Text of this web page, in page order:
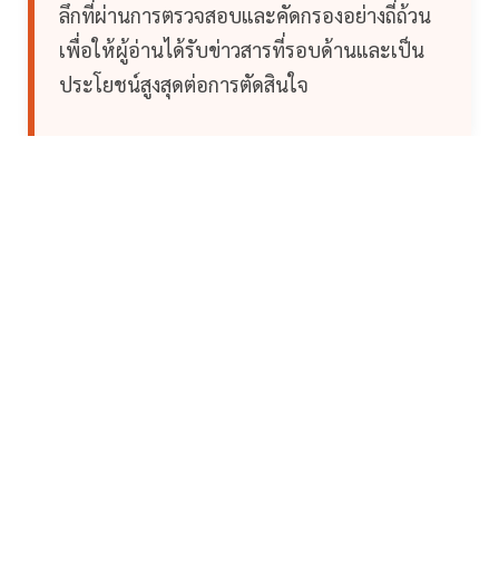
ลึกที่ผ่านการตรวจสอบและคัดกรองอย่างถี่ถ้วน
เพื่อให้ผู้อ่านได้รับข่าวสารที่รอบด้านและเป็น
ประโยชน์สูงสุดต่อการตัดสินใจ